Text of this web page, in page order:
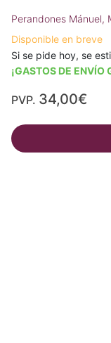
Perandones Mánuel,
Disponible en breve
Si se pide hoy, se
¡GASTOS DE ENVÍO
PVP. 34,00€